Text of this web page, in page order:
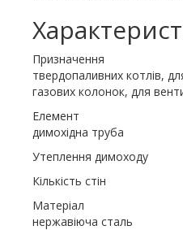
твердопаливних котлів,
газових колонок, для
димохідна труба
Утеплення
Кількість
нержавіюча сталь